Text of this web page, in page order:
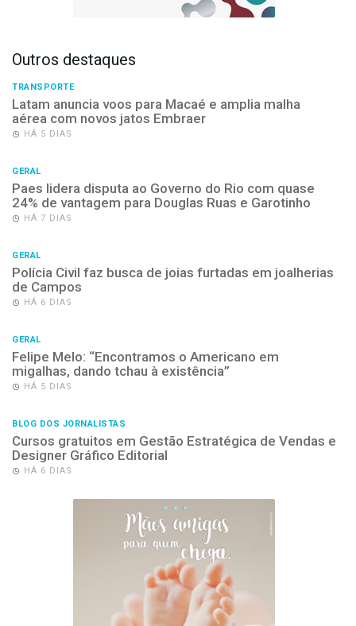
Outros destaques
TRANSPORTE
Latam anuncia voos para Macaé e amplia malha
aérea com novos jatos Embraer
HÁ 5 DIAS
GERAL
Paes lidera disputa ao Governo do Rio com quase
24% de vantagem para Douglas Ruas e Garotinho
HÁ 7 DIAS
GERAL
Polícia Civil faz busca de joias furtadas em joalherias
de Campos
HÁ 6 DIAS
GERAL
Felipe Melo: “Encontramos o Americano em
migalhas, dando tchau à existência”
HÁ 5 DIAS
BLOG DOS JORNALISTAS
Cursos gratuitos em Gestão Estratégica de Vendas e
Designer Gráfico Editorial
HÁ 6 DIAS